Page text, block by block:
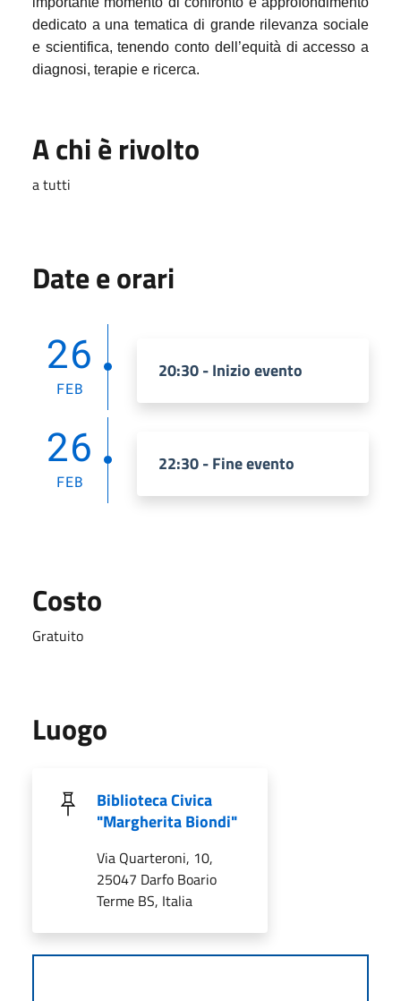
dedicato a una tematica di grande rilevanza sociale
e scientifica, tenendo conto dell’equità di accesso a
diagnosi, terapie e ricerca.
A chi è rivolto
a tutti
Date e orari
26
FEB
20:30 - Inizio evento
26
FEB
22:30 - Fine evento
Costo
Gratuito
Luogo
Biblioteca Civica
"Margherita Biondi"
Via Quarteroni, 10,
25047 Darfo Boario
Terme BS, Italia